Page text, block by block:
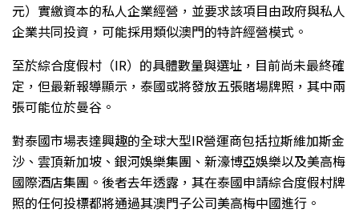
元）實繳資本的私人企業經營，並要求該項目由政府與私人
企業共同投資，可能採用類似澳門的特許經營模式。
至於綜合度假村（IR）的具體數量與選址，目前尚未最終確
定，但最新報導顯示，泰國或將發放五張賭場牌照，其中兩
張可能位於曼谷。
對泰國市場表達興趣的全球大型IR營運商包括拉斯維加斯金
沙、雲頂新加坡、銀河娛樂集團、新濠博亞娛樂以及美高梅
國際酒店集團。後者去年透露，其在泰國申請綜合度假村牌
照的任何投標都將通過其澳門子公司美高梅中國進行。